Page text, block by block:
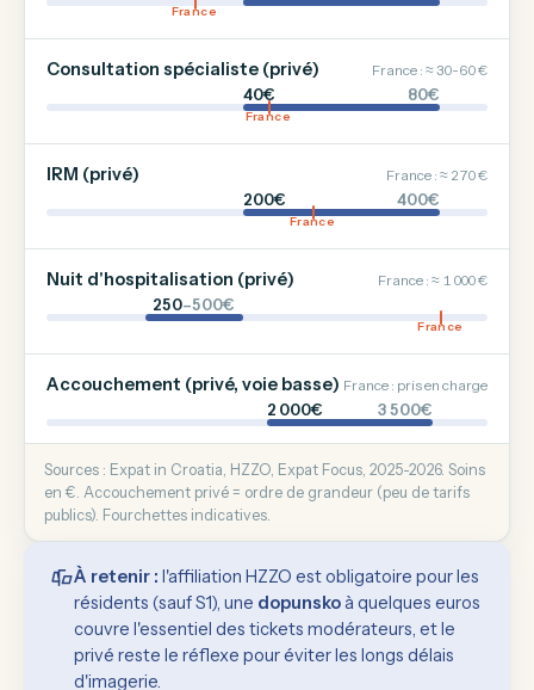
France
Consultation spécialiste (privé) France : ≈ 30-60 €
40€ 80€
France
IRM (privé) France : ≈ 270 €
200€ 400€
France
Nuit d'hospitalisation (privé) France : ≈ 1 000 €
250–500€
France
Accouchement (privé, voie basse) France : pris en charge
2 000€ 3 500€
Sources : Expat in Croatia, HZZO, Expat Focus, 2025-2026. Soins
en €. Accouchement privé = ordre de grandeur (peu de tarifs
publics). Fourchettes indicatives.
À retenir : l'affiliation HZZO est obligatoire pour les
résidents (sauf S1), une dopunsko à quelques euros
couvre l'essentiel des tickets modérateurs, et le
privé reste le réflexe pour éviter les longs délais
d'imagerie.